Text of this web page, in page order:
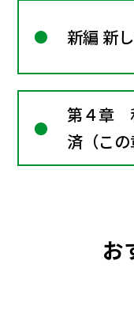
新編 新
第４章
済（こ
料）
お